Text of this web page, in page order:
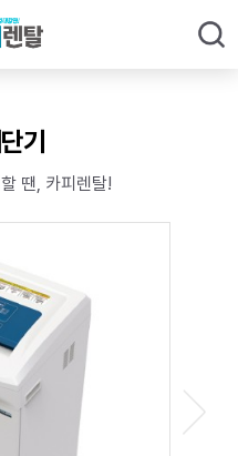
기
땐, 카피렌탈!